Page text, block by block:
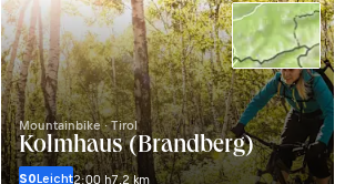
Mountainbike · Tirol
Kolmhaus (Brandberg)
S0Leicht2:00 h7,2 km